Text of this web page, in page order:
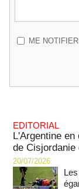
ME
EDITORIAL
L'Argentine
de Cisjordanie
20/07/2026